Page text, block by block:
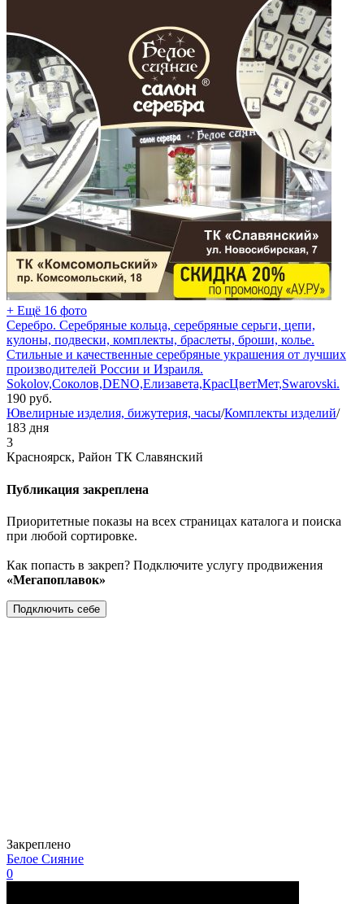
+ Ещё 16 фото
Серебро. Серебряные кольца, серебряные серьги, цепи,
кулоны, подвески, комплекты, браслеты, броши, колье.
Стильные и качественные серебряные украшения от лучших
производителей России и Израиля.
Sokolov,Соколов,DENO,Елизавета,КрасЦветМет,Swarovski.
190 руб.
Ювелирные изделия, бижутерия, часы/Комплекты изделий/
183 дня
3
Красноярск, Район ТК Славянский
Публикация закреплена
Приоритетные показы на всех страницах каталога и поиска
при любой сортировке.
Как попасть в закреп? Подключите услугу продвижения
«Мегапоплавок»
Подключить себе
Закреплено
Белое Сияние
0